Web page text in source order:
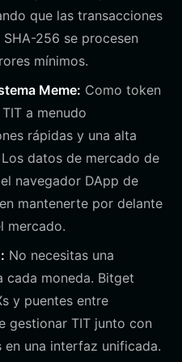
que las transacciones
256 se procesen
mínimos.
Meme: Como token
a menudo
rápidas y una alta
datos de mercado de
navegador DApp de
mantenerte por delante
mercado.
No necesitas una
cada moneda. Bitget
y puentes entre
gestionar TIT junto con
una interfaz unificada.